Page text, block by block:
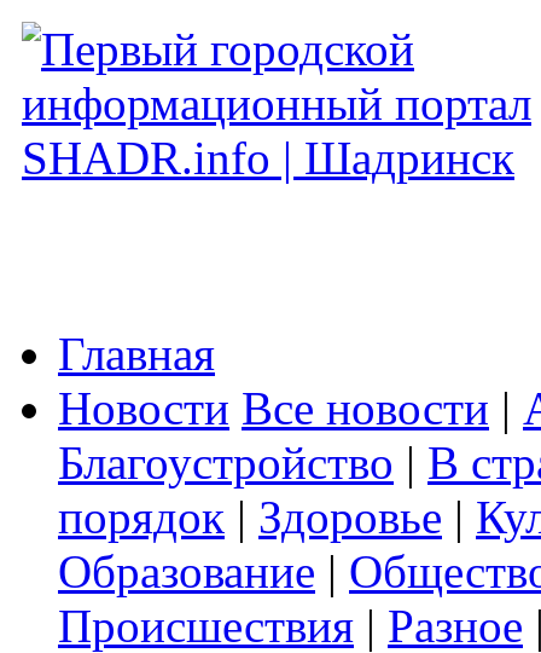
Главная
Новости Все новости |
Благоустройство | В
порядок | Здоровье |
Образование |
Происшествия | Разное